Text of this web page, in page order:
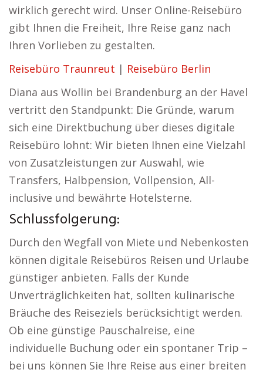
wirklich gerecht wird. Unser Online-Reisebüro
gibt Ihnen die Freiheit, Ihre Reise ganz nach
Ihren Vorlieben zu gestalten.
Reisebüro Traunreut | Reisebüro Berlin
Diana aus Wollin bei Brandenburg an der Havel
vertritt den Standpunkt: Die Gründe, warum
sich eine Direktbuchung über dieses digitale
Reisebüro lohnt: Wir bieten Ihnen eine Vielzahl
von Zusatzleistungen zur Auswahl, wie
Transfers, Halbpension, Vollpension, All-
inclusive und bewährte Hotelsterne.
Schlussfolgerung:
Durch den Wegfall von Miete und Nebenkosten
können digitale Reisebüros Reisen und Urlaube
günstiger anbieten. Falls der Kunde
Unverträglichkeiten hat, sollten kulinarische
Bräuche des Reiseziels berücksichtigt werden.
Ob eine günstige Pauschalreise, eine
individuelle Buchung oder ein spontaner Trip –
bei uns können Sie Ihre Reise aus einer breiten